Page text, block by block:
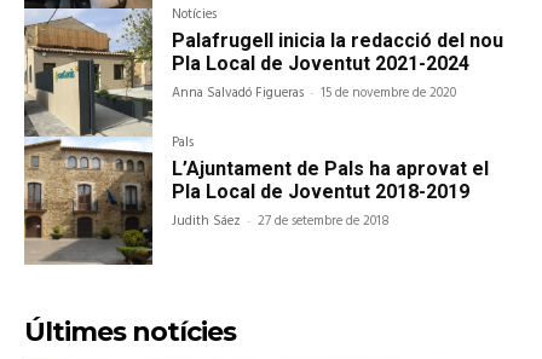
Notícies
Palafrugell inicia la redacció del nou
Pla Local de Joventut 2021-2024
Anna Salvadó Figueras - 15 de novembre de 2020
Pals
L’Ajuntament de Pals ha aprovat el
Pla Local de Joventut 2018-2019
Judith Sáez - 27 de setembre de 2018
Últimes notícies